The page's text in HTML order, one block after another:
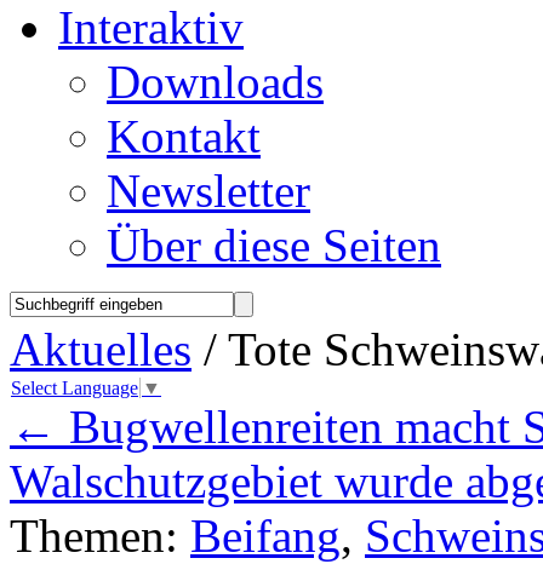
Interaktiv
Downloads
Kontakt
Newsletter
Über diese Seiten
Aktuelles / Tote
Select Language ▼
← Bugwellenreiten macht
Walschutzgebiet wurde
Themen: Beifang,